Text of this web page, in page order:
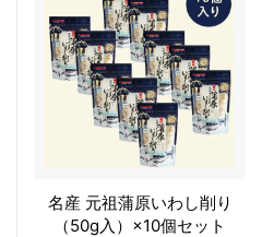
名産 元祖蒲原いわし削り
（50g入）×10個セット